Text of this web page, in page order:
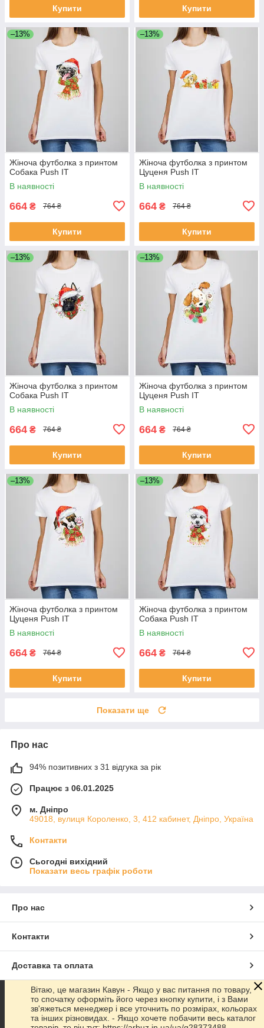
Купити Купити
–13%
Жіноча футболка з принтом
Собака Push IT
В наявності
664 ₴ 764 ₴
Купити
–13%
Жіноча футболка з принтом
Цуценя Push IT
В наявності
664 ₴ 764 ₴
Купити
–13%
Жіноча футболка з принтом
Собака Push IT
В наявності
664 ₴ 764 ₴
Купити
–13%
Жіноча футболка з принтом
Цуценя Push IT
В наявності
664 ₴ 764 ₴
Купити
–13%
Жіноча футболка з принтом
Цуценя Push IT
В наявності
664 ₴ 764 ₴
Купити
–13%
Жіноча футболка з принтом
Собака Push IT
В наявності
664 ₴ 764 ₴
Купити
Показати ще
Про нас
94% позитивних з 31 відгука за рік
Працює з 06.01.2025
м. Дніпро
49018, вулиця Короленко, 3, 412 кабинет, Дніпро, Україна
Контакти
Сьогодні вихідний
Показати весь графік роботи
Про нас
Контакти
Доставка та оплата
Графік роботи
Повна версія сайту
Вітаю, це магазин Кавун - Якщо у вас питання по товару,
то спочатку оформіть його через кнопку купити, і з Вами
зв'яжеться менеджер і все уточнить по розмірах, кольорах
та інших різновидах. - Якщо хочете побачити весь каталог